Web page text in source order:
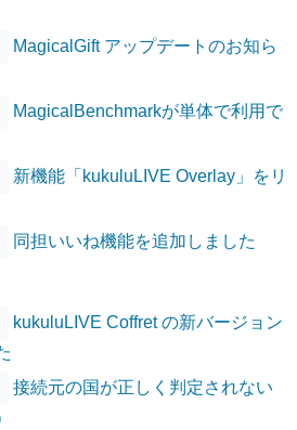
MagicalGift アップデートのお知ら
MagicalBenchmarkが単体で利用で
新機能「kukuluLIVE Overlay」をリ
同担いいね機能を追加しました
kukuluLIVE Coffret の新バージョン
接続元の国が正しく判定されない